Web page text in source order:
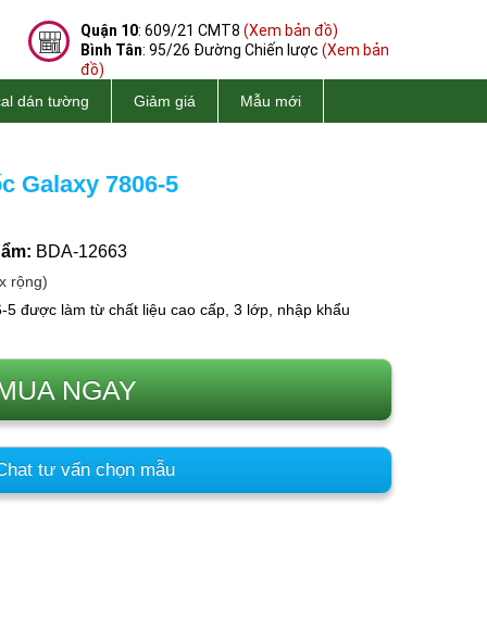
Quận 10: 609/21 CMT8 (Xem bản đồ)
Bình Tân: 95/26 Đường Chiến lược (Xem bản
đồ)
dán tường
Giảm giá Mẫu mới
Galaxy 7806-5
BDA-12663
rộng)
được làm từ chất liệu cao cấp, 3 lớp, nhập khẩu
NGAY
tư vấn chọn mẫu